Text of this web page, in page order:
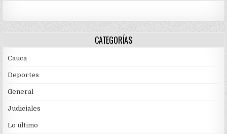
CATEGORÍAS
Cauca
Deportes
General
Judiciales
Lo último